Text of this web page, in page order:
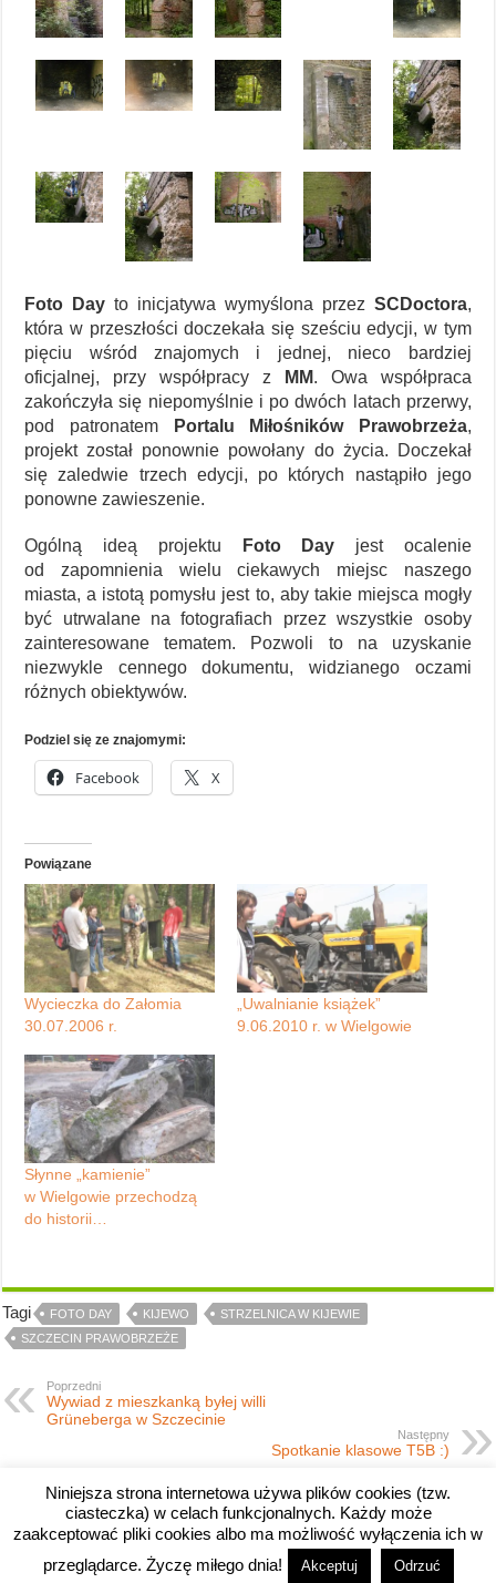
Foto Day to inicjatywa wymyślona przez SCDoctora,
która w przeszłości doczekała się sześciu edycji, w tym
pięciu wśród znajomych i jednej, nieco bardziej
oficjalnej, przy współpracy z
MM. Owa współpraca
zakończyła się niepomyślnie i po dwóch latach przerwy,
pod patronatem
Portalu Miłośników Prawobrzeża,
projekt został ponownie powołany do życia. Doczekał
się zaledwie trzech edycji, po których nastąpiło jego
ponowne zawieszenie.
Ogólną ideą projektu Foto Day jest ocalenie
od zapomnienia wielu ciekawych miejsc naszego
miasta, a istotą pomysłu jest to, aby takie miejsca mogły
być utrwalane na fotografiach przez wszystkie osoby
zainteresowane tematem. Pozwoli to na uzyskanie
niezwykle cennego dokumentu, widzianego oczami
różnych obiektywów.
Podziel się ze znajomymi:
Facebook X
Powiązane
Wycieczka do Załomia
30.07.2006 r.
„Uwalnianie książek”
9.06.2010 r. w Wielgowie
Słynne „kamienie”
w Wielgowie przechodzą
do historii…
Tagi FOTO DAY KIJEWO
STRZELNICA W KIJEWIE
SZCZECIN PRAWOBRZEŻE
Poprzedni
Wywiad z mieszkanką byłej willi
Grüneberga w Szczecinie
Następny
Spotkanie klasowe T5B :)
Copyright © 2008-2026 River's Edge.
Niniejsza strona internetowa używa plików cookies (tzw.
ciasteczka) w celach funkcjonalnych. Każdy może
zaakceptować pliki cookies albo ma możliwość wyłączenia ich w
przeglądarce. Życzę miłego dnia!
Akceptuj Odrzuć